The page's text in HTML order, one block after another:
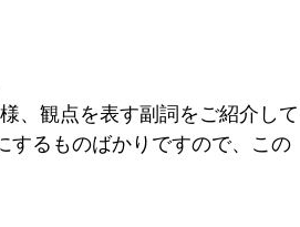
、観点を表す副詞をご紹介して
するものばかりですので、この